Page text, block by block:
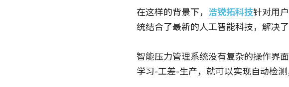
在这样的背景下， 浩锐拓科技针对用
统结合了最新的人工智能科技，解决
智能压力管理系统没有复杂的操作界
学习-工差-生产，就可以实现自动检